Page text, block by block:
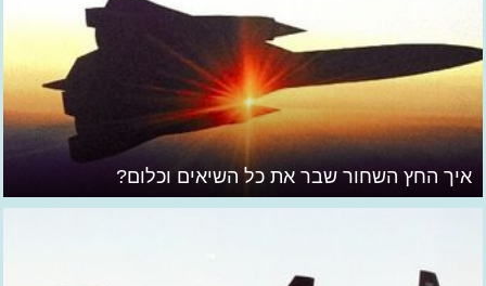
איך החץ השחור שבר את כל השיאים וכלום?